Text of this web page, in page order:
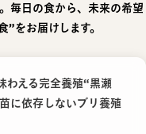
毎日の食から、未来の希望
をお届けします。
わえる完全養殖“黒瀬
に依存しないブリ養殖